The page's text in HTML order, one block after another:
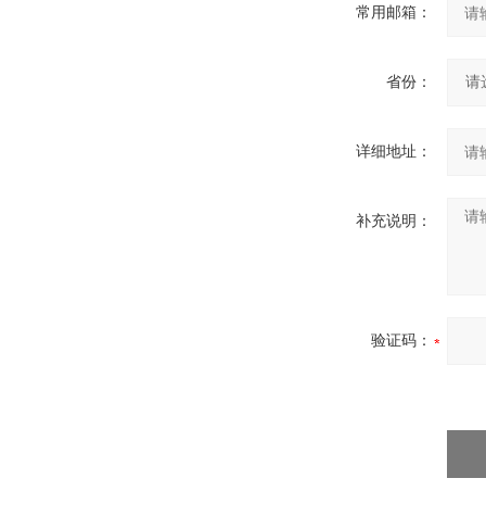
常用邮箱：
省份：
详细地址：
补充说明：
验证码：